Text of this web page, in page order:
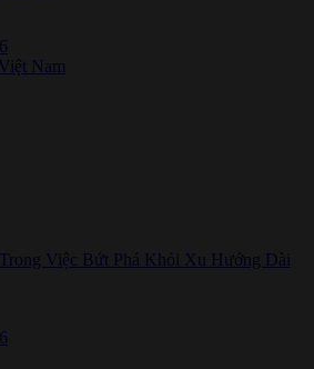
Nam
Việc Bứt Phá Khỏi Xu Hướng Dài